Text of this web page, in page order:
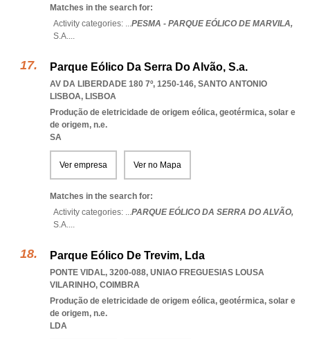
Matches in the search for:
Activity categories: ...PESMA - PARQUE EÓLICO DE MARVILA,
S.A....
Parque Eólico Da Serra Do Alvão, S.a.
AV DA LIBERDADE 180 7º, 1250-146, SANTO ANTONIO
LISBOA, LISBOA
Produção de eletricidade de origem eólica, geotérmica, solar e
de origem, n.e.
SA
Ver empresa Ver no Mapa
Matches in the search for:
Activity categories: ...PARQUE EÓLICO DA SERRA DO ALVÃO,
S.A....
Parque Eólico De Trevim, Lda
PONTE VIDAL, 3200-088, UNIAO FREGUESIAS LOUSA
VILARINHO, COIMBRA
Produção de eletricidade de origem eólica, geotérmica, solar e
de origem, n.e.
LDA